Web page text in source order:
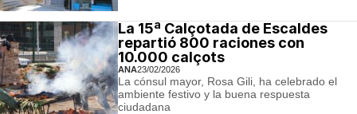
La 15ª Calçotada de Escaldes
repartió 800 raciones con
10.000 calçots
ANA23/02/2026
La cónsul mayor, Rosa Gili, ha celebrado el
ambiente festivo y la buena respuesta
ciudadana